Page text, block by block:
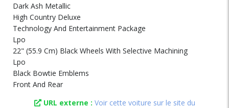
Dark Ash Metallic
High Country Deluxe
Technology And Entertainment Package
Lpo
22" (55.9 Cm) Black Wheels With Selective Machining
Lpo
Black Bowtie Emblems
Front And Rear
URL externe : Voir cette voiture sur le site du